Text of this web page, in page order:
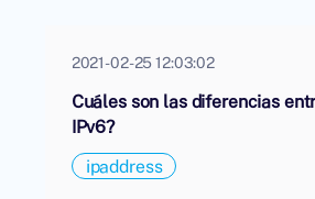
2021-02-25 12:03:02
Cuáles son las diferencias
IPv6?
ipaddress